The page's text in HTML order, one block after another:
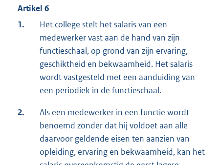
Artikel 6
1.
Het college stelt het salaris van een
medewerker vast aan de hand van zijn
functieschaal, op grond van zijn ervaring,
geschiktheid en bekwaamheid. Het salaris
wordt vastgesteld met een aanduiding van
een periodiek in de functieschaal.
2.
Als een medewerker in een functie wordt
benoemd zonder dat hij voldoet aan alle
daarvoor geldende eisen ten aanzien van
opleiding, ervaring en bekwaamheid, kan het